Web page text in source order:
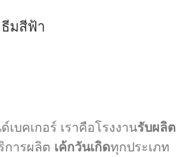
มสีฟ้า
เบคเกอร์ เราคือโรงงานรับผลิต
การผลิต เค้กวันเกิดทุกประเภท